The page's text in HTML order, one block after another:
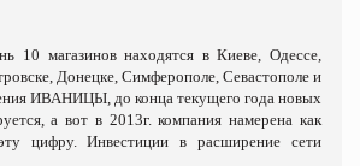
10 магазинов находятся в Киеве, Одессе,
Донецке, Симферополе, Севастополе и
ИВАНИЦЫ, до конца текущего года новых
а вот в 2013г. компания намерена как
цифру. Инвестиции в расширение сети